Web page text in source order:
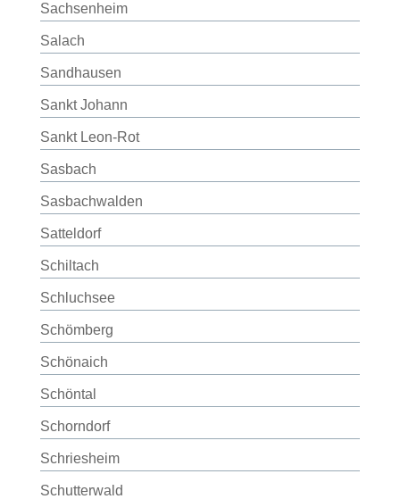
Sachsenheim
Salach
Sandhausen
Sankt Johann
Sankt Leon-Rot
Sasbach
Sasbachwalden
Satteldorf
Schiltach
Schluchsee
Schömberg
Schönaich
Schöntal
Schorndorf
Schriesheim
Schutterwald